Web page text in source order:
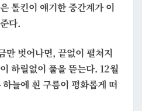
톨킨이 얘기한 중간계가 이
다.
만 벗어나면, 끝없이 펼쳐지
하릴없이 풀을 뜯는다. 12월
늘에 흰 구름이 평화롭게 떠